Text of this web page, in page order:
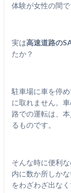
体験が女性の間で
実は高速道路の
たか？
駐車場に車を停
に取れません。
路での運転は、
るものです。
そんな時に便利
内に数か所しか
をわざわざ出な